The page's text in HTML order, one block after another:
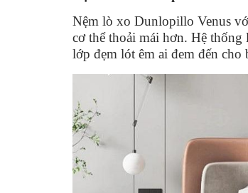
Nệm lò xo Dunlopillo Venus
cơ thể thoải mái hơn. Hệ
lớp đẹm lót êm ai đem đến